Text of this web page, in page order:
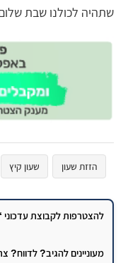
שתהיה לכולנו שבת
הזזת שעון שעון קיץ
להצטרפות לקבוצת עדכוני
מעוניינים להגיב? לדווח?